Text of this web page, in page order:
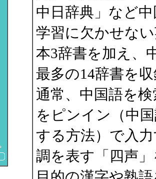
中日辞典」など
学習に欠かせな
本3辞書を加え、
最多の14辞書を
通常、中国語を
をピンイン（中
する方法）で入
調を表す「四声